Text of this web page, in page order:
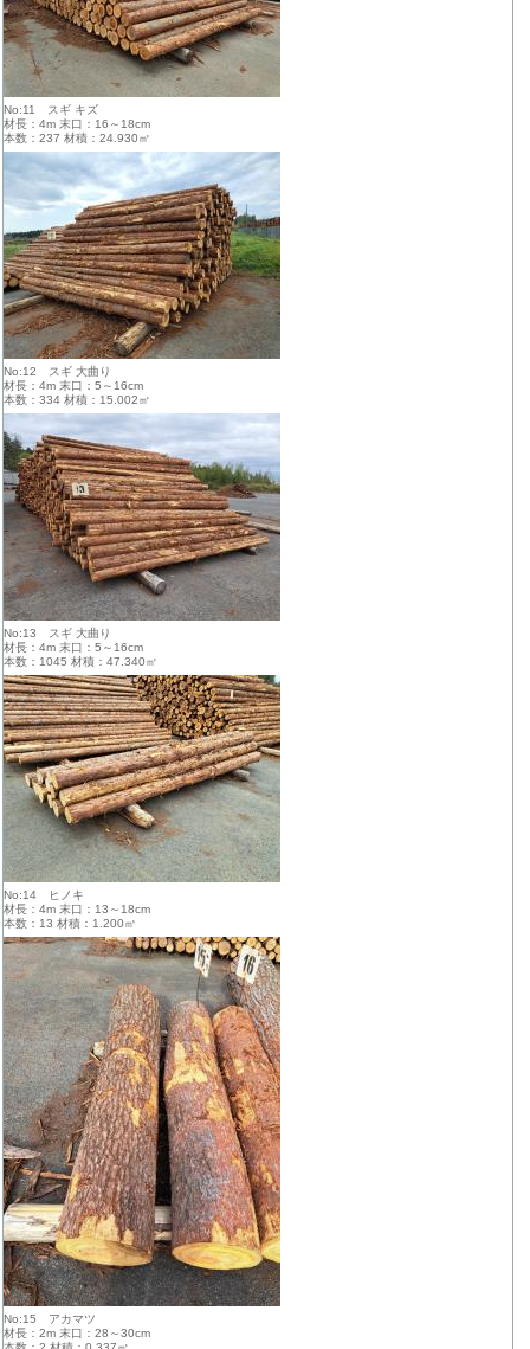
No:11 スギ キズ
材長：4m 末口：16～18cm
本数：237 材積：24.930㎥
No:12 スギ 大曲り
材長：4m 末口：5～16cm
本数：334 材積：15.002㎥
No:13 スギ 大曲り
材長：4m 末口：5～16cm
本数：1045 材積：47.340㎥
No:14 ヒノキ
材長：4m 末口：13～18cm
本数：13 材積：1.200㎥
No:15 アカマツ
材長：2m 末口：28～30cm